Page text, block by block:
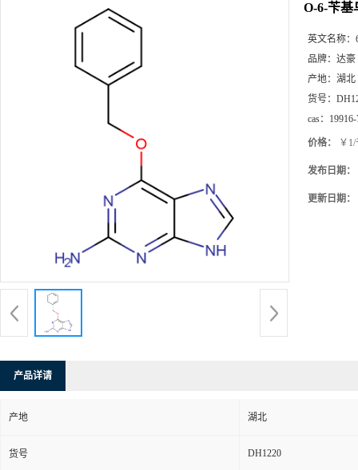
O-6-苄基
英文名称：
品牌： 达豪
产地： 湖北
货号：
cas：
价格： ￥
发布日期：
更新日期：
产品详请
产地 湖北
货号 DH1220